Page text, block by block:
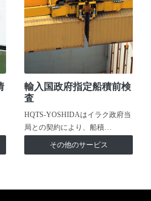
輸入国政府指定船積前検
査
HQTS-YOSHIDAはイラク政府当
局との契約により、船積…
その他のサービス